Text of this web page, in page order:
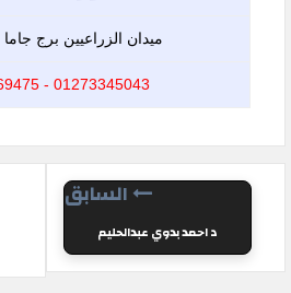
ميدان الزراعيين برج جاما
01273345043 - 01067669475
السابق
د احمد بدوي عبدالحليم